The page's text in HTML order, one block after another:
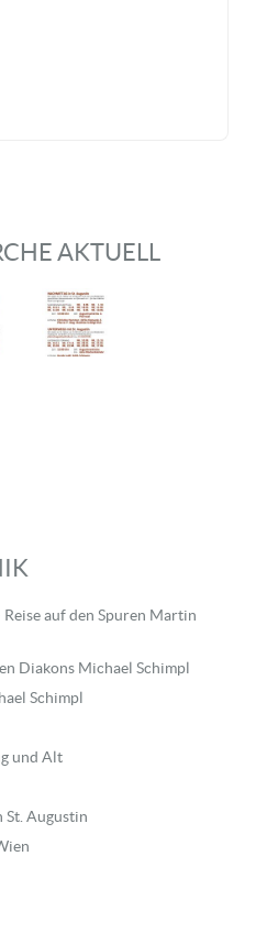
AKTUELL
auf den Spuren Martin
Diakons Michael Schimpl
Schimpl
und Alt
Augustin